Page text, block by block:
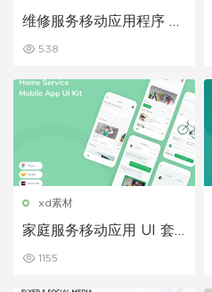
维修服务移动应用程序 UI
538
xd素材
家庭服务移动应用 UI 套
1155